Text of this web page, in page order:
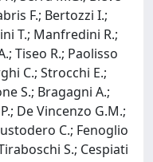
F.; Bertozzi I.;
T.; Manfredini R.;
Tiseo R.; Paolisso
C.; Strocchi E.;
S.; Bragagni A.;
De Vincenzo G.M.;
C.; Fenoglio
S.; Cespiati